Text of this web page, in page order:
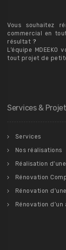
Vous souhaitez
commercial en
résultat ?
L’équipe
tout projet de
Services &
Services
Nos réalisations
Réalisation
Rénovation
Rénovation
Rénovation